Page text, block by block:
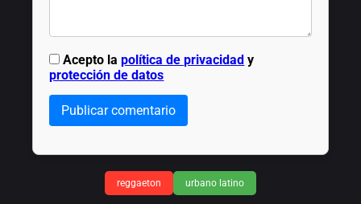
Acepto lapolítica de privacidad y
protección de datos
Publicar comentario
reggaeton urbano latino